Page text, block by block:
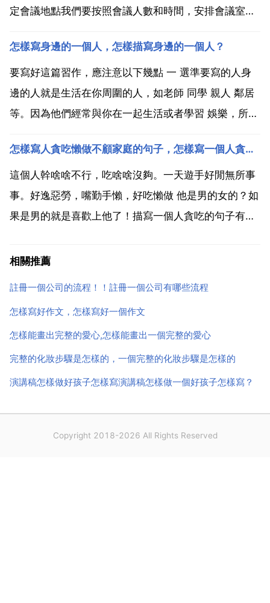
定會議地點我們要按照會議人數和時間，安排會議室，
發會議通知將以上內容按照通知撰寫格式，就可以寫成
一個會議通知了。當然會議通知還要加上一些要...
怎樣寫身邊的一個人，怎樣描寫身邊的一個人？
要寫好這篇習作，應注意以下幾點 一 選準要寫的人身
邊的人就是生活在你周圍的人，如老師 同學 親人 鄰居
等。因為他們經常與你在一起生活或者學習 娛樂，所以
誰呢？同學們一定要從這些熟悉的人中，選一個自己最
熟悉 最瞭解的人，寫你印象最深的人。因為只有給你
留...
怎樣寫人貪吃懶做不顧家庭的句子，怎樣寫一個人貪吃懶做,不顧家庭的句子
這個人幹啥啥不行，吃啥啥沒夠。一天遊手好閒無所事
事。好逸惡勞，嘴勤手懶，好吃懶做 他是男的女的？如
果是男的就是喜歡上他了！描寫一個人貪吃的句子有哪
好吃懶做 狼吞虎嚥 唾延三尺 狼吞虎嚥 垂涎三尺 好吃懶
相關推薦
註冊一個公司的流程！！註冊一個公司有哪些流程
怎樣寫好作文，怎樣寫好一個作文
怎樣能畫出完整的愛心,怎樣能畫出一個完整的愛心
完整的化妝步驟是怎樣的，一個完整的化妝步驟是怎樣的
演講稿怎樣做好孩子怎樣寫演講稿怎樣做一個好孩子怎樣寫？
Copyright 2018-2026 All Rights Reserved